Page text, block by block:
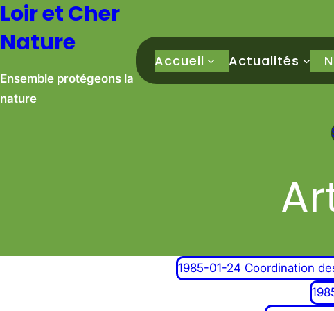
Aller
contenu
Loir et Cher
Nature
Ensemble protégeons la
nature
Accueil Actualités
1985-01-24 Coordination